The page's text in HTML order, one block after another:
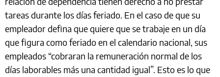
tareas durante los días feriado. En el caso de que su
empleador defina que quiere que se trabaje en un día
que figura como feriado en el calendario nacional, sus
empleados “cobraran la remuneración normal de los
días laborables más una cantidad igual”. Esto es lo que